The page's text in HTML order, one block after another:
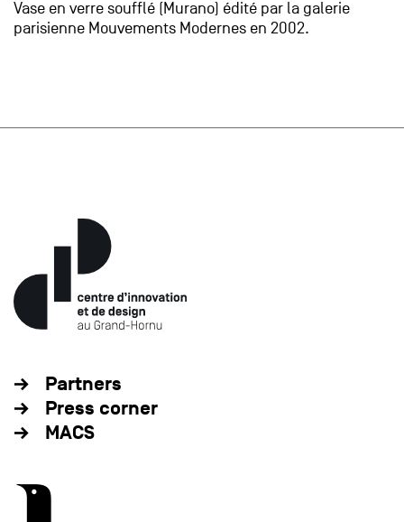
Vase en verre soufflé (Murano) édité par la galerie
parisienne Mouvements Modernes en 2002.
Partners
Press corner
MACS